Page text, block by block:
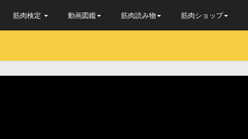
筋肉検定 動画図鑑 筋肉読み物 筋肉ショップ